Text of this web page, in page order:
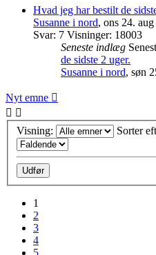
Hvad jeg har bestilt de
Susanne i nord, ons 24.
Svar: 7 Visninger: 18003
Seneste indlæg
de sidste 2 uger.
Susanne i nord, søn
Nyt emne
Visning: Sorter
1
2
3
4